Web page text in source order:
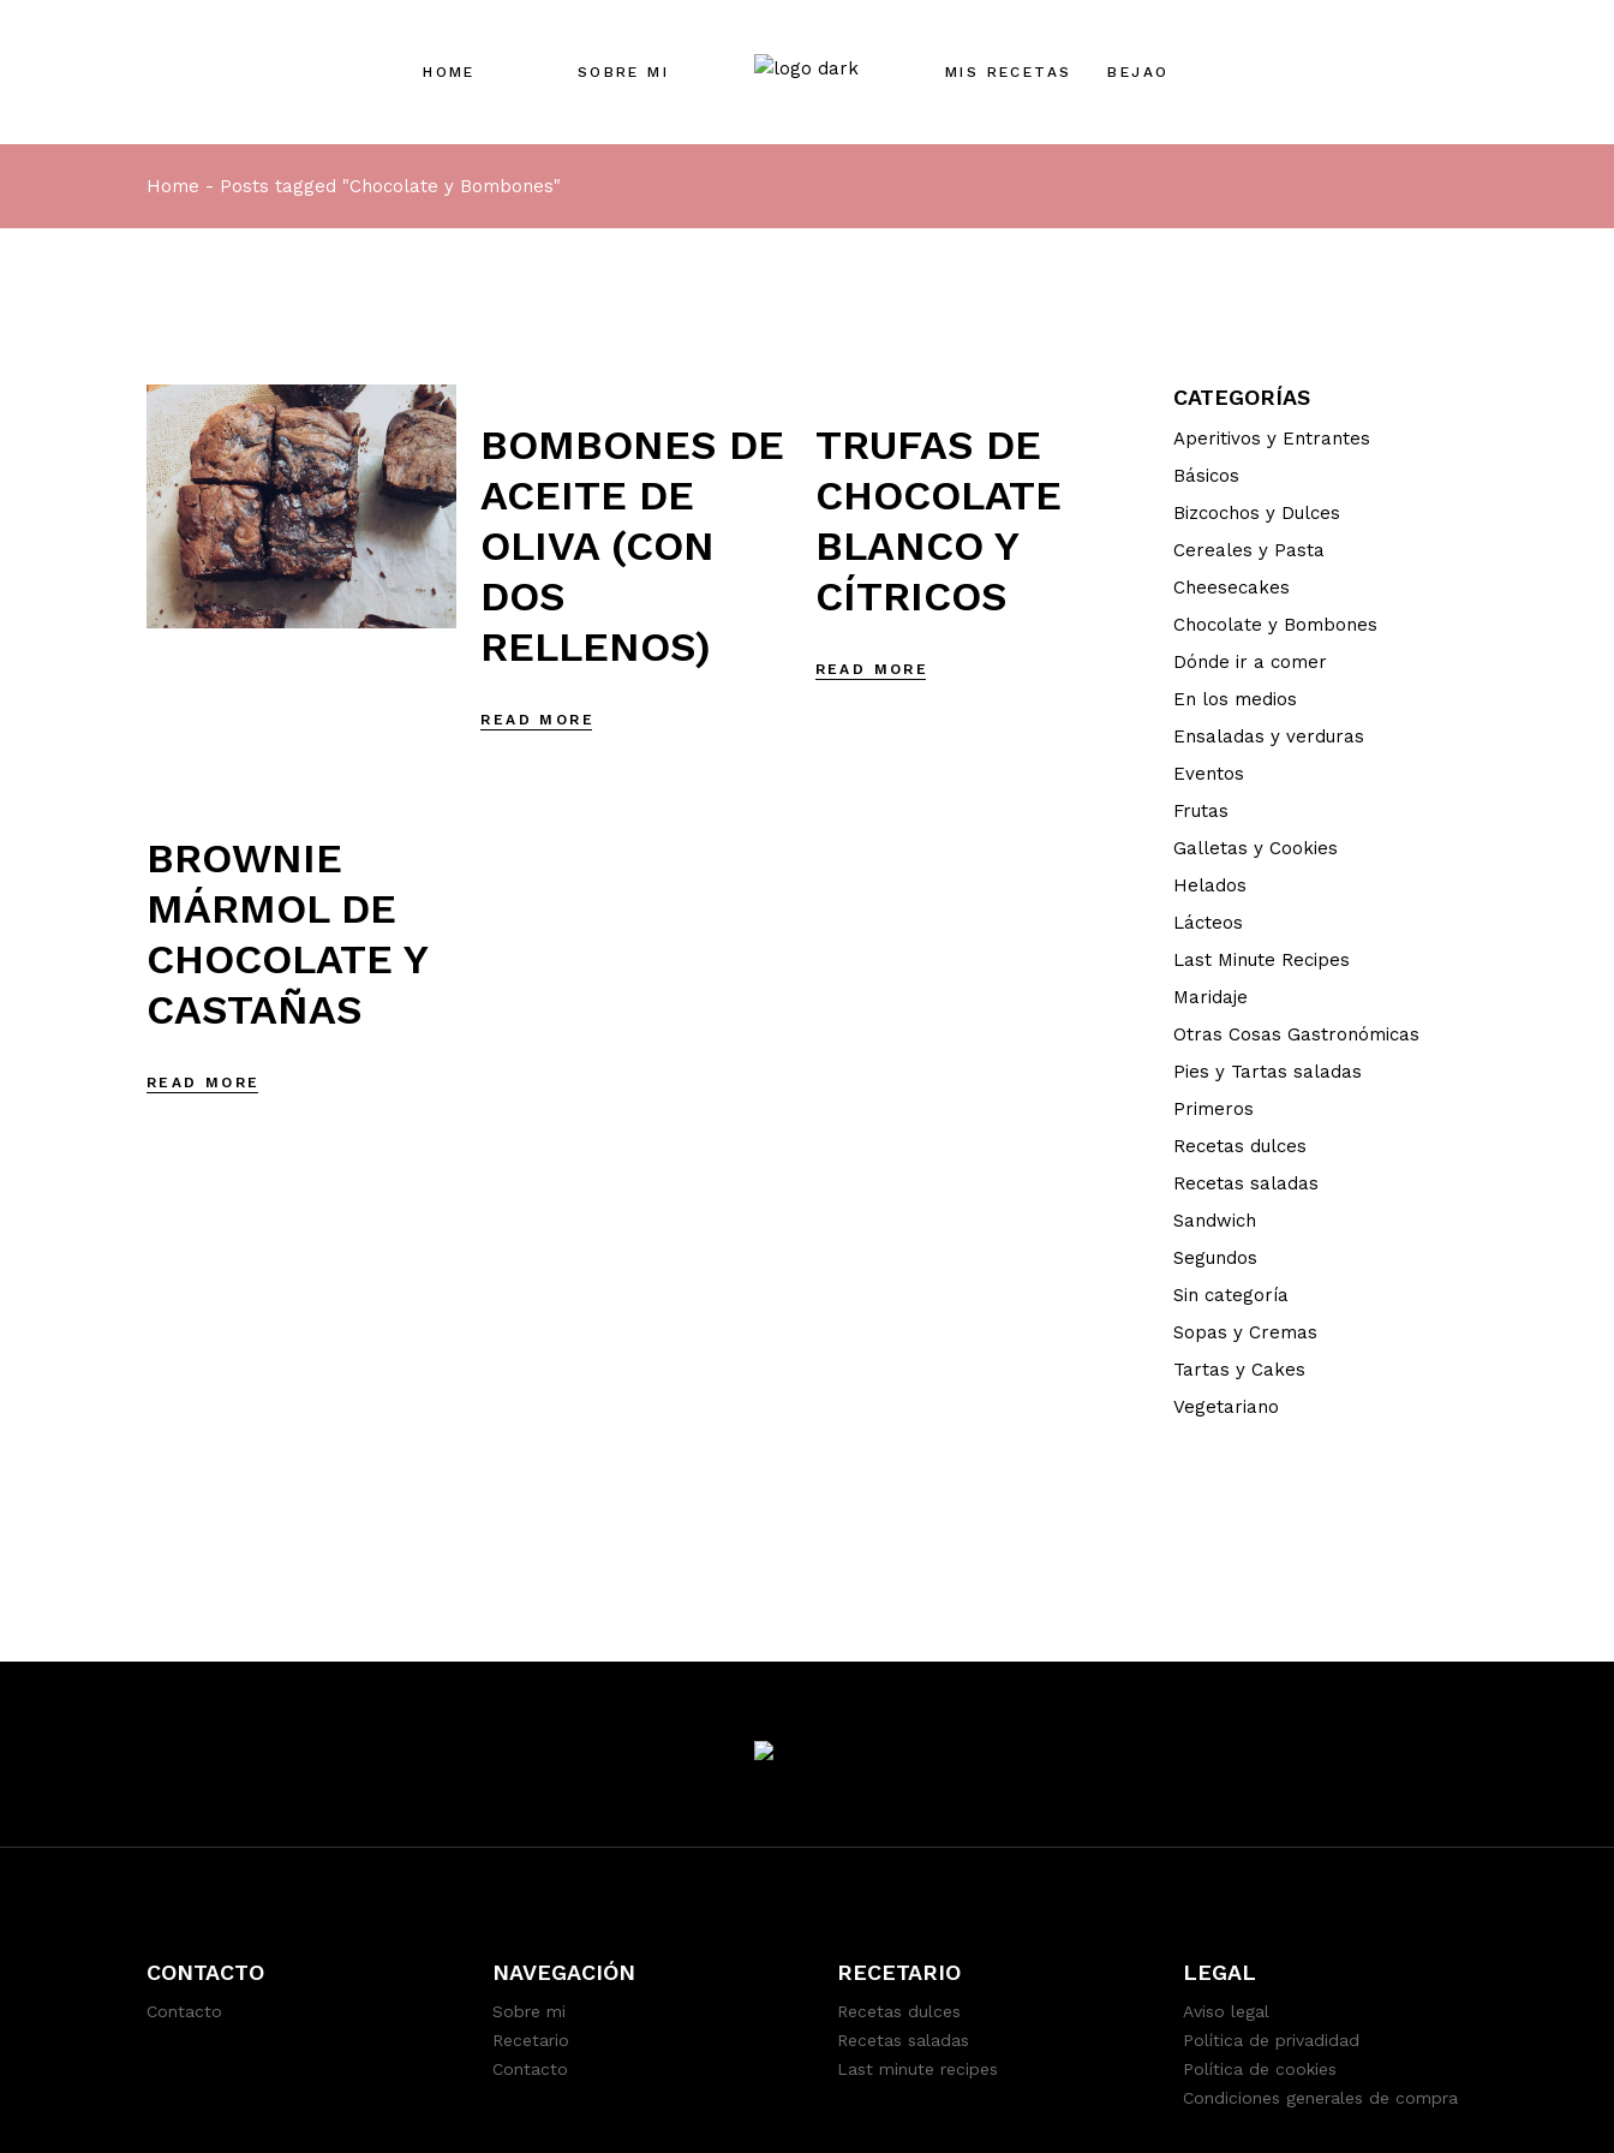
HOME SOBRE MI MIS RECETAS BEJAO
Home Posts tagged "Chocolate y Bombones"
BROWNIE
MÁRMOL DE
CHOCOLATE Y
CASTAÑAS
READ MORE
BOMBONES DE
ACEITE DE
OLIVA (CON
DOS
RELLENOS)
READ MORE
TRUFAS DE
CHOCOLATE
BLANCO Y
CÍTRICOS
READ MORE
CATEGORÍAS
Aperitivos y Entrantes
Básicos
Bizcochos y Dulces
Cereales y Pasta
Cheesecakes
Chocolate y Bombones
Dónde ir a comer
En los medios
Ensaladas y verduras
Eventos
Frutas
Galletas y Cookies
Helados
Lácteos
Last Minute Recipes
Maridaje
Otras Cosas Gastronómicas
Pies y Tartas saladas
Primeros
Recetas dulces
Recetas saladas
Sandwich
Segundos
Sin categoría
Sopas y Cremas
Tartas y Cakes
Vegetariano
CONTACTO
Contacto
NAVEGACIÓN
Sobre mi
Recetario
Contacto
RECETARIO
Recetas dulces
Recetas saladas
Last minute recipes
LEGAL
Aviso legal
Política de privadidad
Política de cookies
Condiciones generales de compra